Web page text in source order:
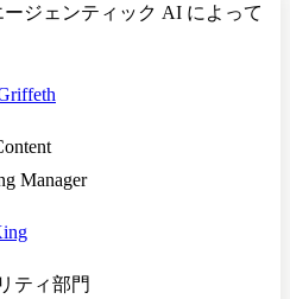
ジェンティック AI によって
Manager
ティ部門